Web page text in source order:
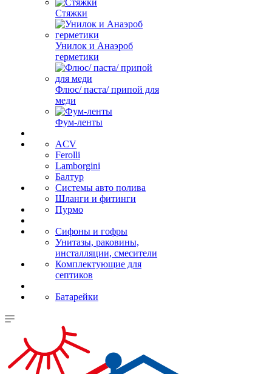
Стяжки
Унилок и Анаэроб
герметики
Флюс/ паста/ припой для
меди
Фум-ленты
ACV
Ferolli
Lamborgini
Балтур
Системы авто полива
Шланги и фитинги
Пурмо
Сифоны и гофры
Унитазы, раковины,
инсталляции, смесители
Комплектующие для
септиков
Батарейки